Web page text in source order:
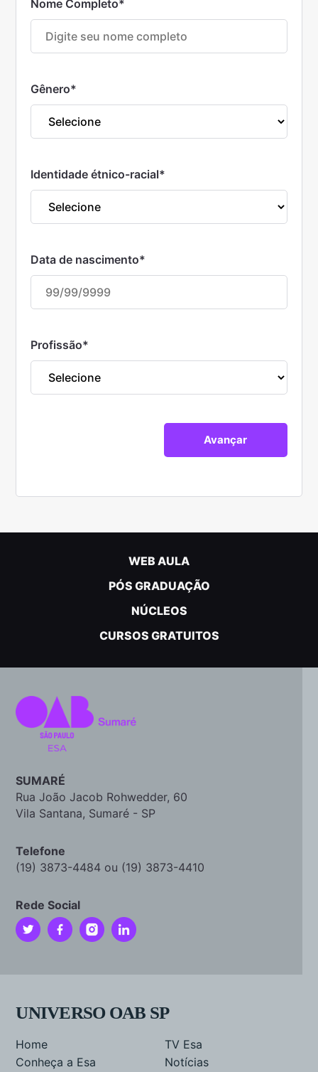
Nome Completo*
Gênero*
Identidade étnico-racial*
Data de nascimento*
Profissão*
WEB AULA
PÓS GRADUAÇÃO
NÚCLEOS
CURSOS GRATUITOS
SUMARÉ
Rua João Jacob Rohwedder, 60
Vila Santana, Sumaré - SP
Telefone
(19) 3873-4484 ou (19) 3873-4410
Rede Social
UNIVERSO OAB SP
Home
Conheça a Esa
TV Esa
Notícias